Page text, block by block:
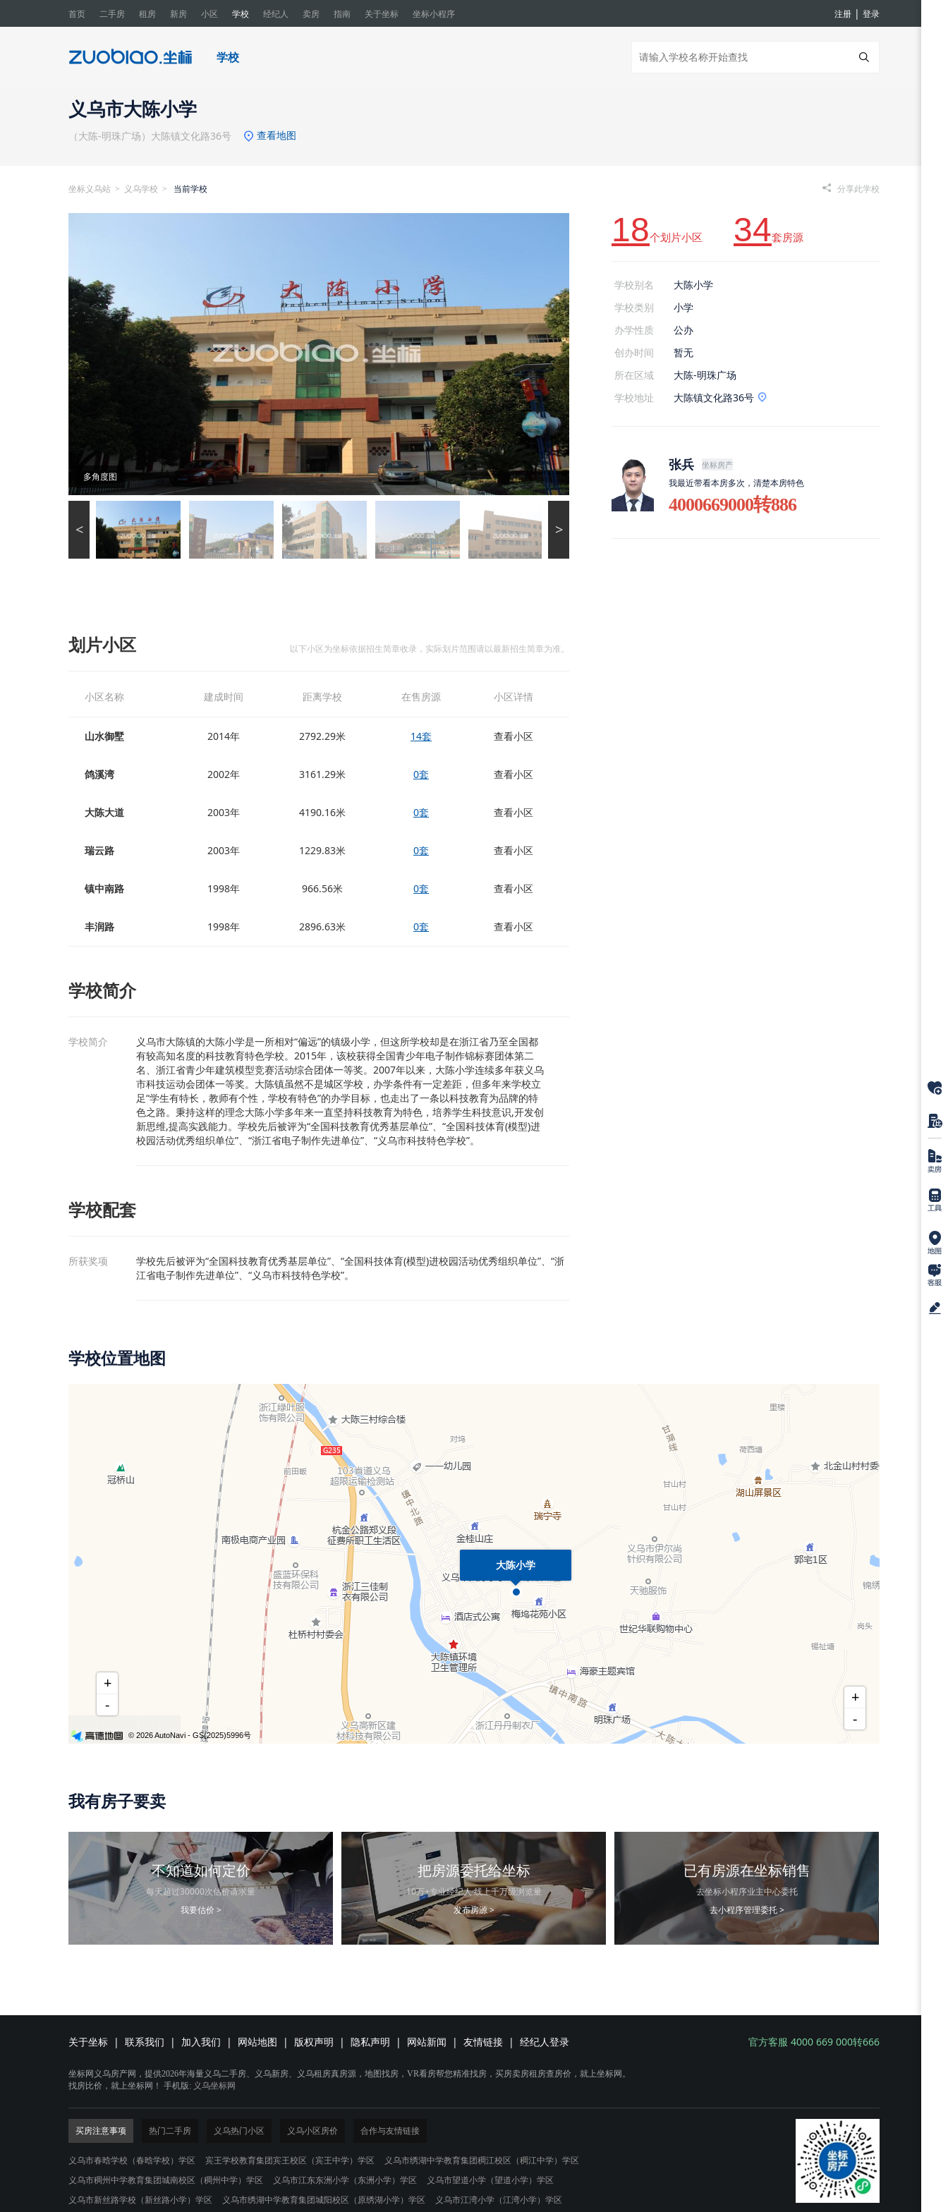
首页 二手房 租房 新房 小区 学校 经纪人 卖房 指南 关于坐标 坐标小程序 注册 | 登录
学校
义乌市大陈小学
（大陈-明珠广场）大陈镇文化路36号 查看地图
坐标义乌站 > 义乌学校 > 当前学校 分享此学校
多角度图
< >
18个划片小区 34套房源
学校别名
大陈小学
学校类别
小学
办学性质
公办
创办时间
暂无
所在区域
大陈-明珠广场
学校地址
大陈镇文化路36号
张兵 坐标房产
我最近带看本房多次，清楚本房特色
4000669000转886
划片小区 以下小区为坐标依据招生简章收录，实际划片范围请以最新招生简章为准。
小区名称 建成时间 距离学校 在售房源 小区详情
山水御墅 2014年 2792.29米 14套 查看小区
鸽溪湾 2002年 3161.29米 0套 查看小区
大陈大道 2003年 4190.16米 0套 查看小区
瑞云路 2003年 1229.83米 0套 查看小区
镇中南路 1998年 966.56米 0套 查看小区
丰润路 1998年 2896.63米 0套 查看小区
学校简介
学校简介
义乌市大陈镇的大陈小学是一所相对“偏远”的镇级小学，但这所学校却是在浙江省乃至全国都
有较高知名度的科技教育特色学校。2015年，该校获得全国青少年电子制作锦标赛团体第二
名、浙江省青少年建筑模型竞赛活动综合团体一等奖。2007年以来，大陈小学连续多年获义乌
市科技运动会团体一等奖。大陈镇虽然不是城区学校，办学条件有一定差距，但多年来学校立
足“学生有特长，教师有个性，学校有特色”的办学目标，也走出了一条以科技教育为品牌的特
色之路。秉持这样的理念大陈小学多年来一直坚持科技教育为特色，培养学生科技意识,开发创
新思维,提高实践能力。学校先后被评为“全国科技教育优秀基层单位”、“全国科技体育(模型)进
校园活动优秀组织单位”、“浙江省电子制作先进单位”、“义乌市科技特色学校”。
学校配套
所获奖项
学校先后被评为“全国科技教育优秀基层单位”、“全国科技体育(模型)进校园活动优秀组织单位”、“浙
江省电子制作先进单位”、“义乌市科技特色学校”。
学校位置地图
大陈小学
+
-
+
-
© 2026 AutoNavi - GS(2025)5996号
我有房子要卖
不知道如何定价
每天超过30000次估价请求量
我要估价 >
把房源委托给坐标
10万+专业经纪人·线上千万级浏览量
发布房源 >
已有房源在坐标销售
去坐标小程序业主中心委托
去小程序管理委托 >
关于坐标 | 联系我们 | 加入我们 | 网站地图 | 版权声明 | 隐私声明 | 网站新闻 | 友情链接 | 经纪人登录 官方客服 4000 669 000转666
坐标网义乌房产网，提供2026年海量义乌二手房、义乌新房、义乌租房真房源，地图找房，VR看房帮您精准找房，买房卖房租房查房价，就上坐标网。
找房比价，就上坐标网！ 手机版: 义乌坐标网
买房注意事项 热门二手房 义乌热门小区 义乌小区房价 合作与友情链接
义乌市春晗学校（春晗学校）学区 宾王学校教育集团宾王校区（宾王中学）学区
义乌市绣湖中学教育集团稠江校区（稠江中学）学区
义乌市稠州中学教育集团城南校区（稠州中学）学区
义乌市江东东洲小学（东洲小学）学区
义乌市望道小学（望道小学）学区
义乌市新丝路学校（新丝路小学）学区
义乌市绣湖中学教育集团城阳校区（原绣湖小学）学区 义乌市江湾小学（江湾小学）学区